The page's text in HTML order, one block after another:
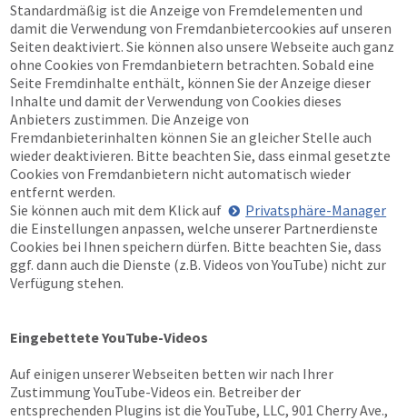
Standardmäßig ist die Anzeige von Fremdelementen und
damit die Verwendung von Fremdanbietercookies auf unseren
Seiten deaktiviert. Sie können also unsere Webseite auch ganz
ohne Cookies von Fremdanbietern betrachten. Sobald eine
Seite Fremdinhalte enthält, können Sie der Anzeige dieser
Inhalte und damit der Verwendung von Cookies dieses
Anbieters zustimmen. Die Anzeige von
Fremdanbieterinhalten können Sie an gleicher Stelle auch
wieder deaktivieren. Bitte beachten Sie, dass einmal gesetzte
Cookies von Fremdanbietern nicht automatisch wieder
entfernt werden.
Sie können auch mit dem Klick auf
Privatsphäre-Manager
die Einstellungen anpassen, welche unserer Partnerdienste
Cookies bei Ihnen speichern dürfen. Bitte beachten Sie, dass
ggf. dann auch die Dienste (z.B. Videos von YouTube) nicht zur
Verfügung stehen.
Eingebettete YouTube-Videos
Auf einigen unserer Webseiten betten wir nach Ihrer
Zustimmung YouTube-Videos ein. Betreiber der
entsprechenden Plugins ist die YouTube, LLC, 901 Cherry Ave.,